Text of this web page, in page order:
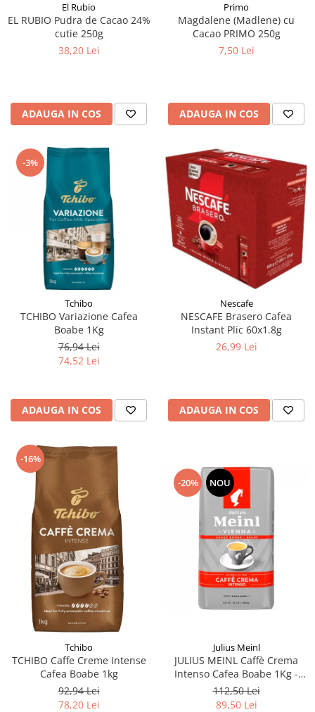
El Rubio
EL RUBIO Pudra de Cacao 24%
cutie 250g
38,20 Lei
ADAUGA IN COS
Primo
Magdalene (Madlene) cu
Cacao PRIMO 250g
7,50 Lei
ADAUGA IN COS
-3%
Tchibo
TCHIBO Variazione Cafea
Boabe 1Kg
76,94 Lei
74,52 Lei
ADAUGA IN COS
Nescafe
NESCAFE Brasero Cafea
Instant Plic 60x1.8g
26,99 Lei
ADAUGA IN COS
-16%
Tchibo
TCHIBO Caffe Creme Intense
Cafea Boabe 1kg
92,94 Lei
78,20 Lei
-20% NOU
Julius Meinl
JULIUS MEINL Caffè Crema
Intenso Cafea Boabe 1Kg -
Promo August
112,50 Lei
89,50 Lei